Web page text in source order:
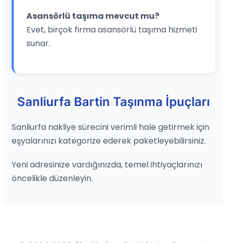
Asansörlü taşıma mevcut mu?
Evet, birçok firma asansörlü taşıma hizmeti
sunar.
Sanliurfa Bartin Taşınma İpuçları
Sanliurfa nakliye sürecini verimli hale getirmek için
eşyalarınızı kategorize ederek paketleyebilirsiniz.
Yeni adresinize vardığınızda, temel ihtiyaçlarınızı
öncelikle düzenleyin.